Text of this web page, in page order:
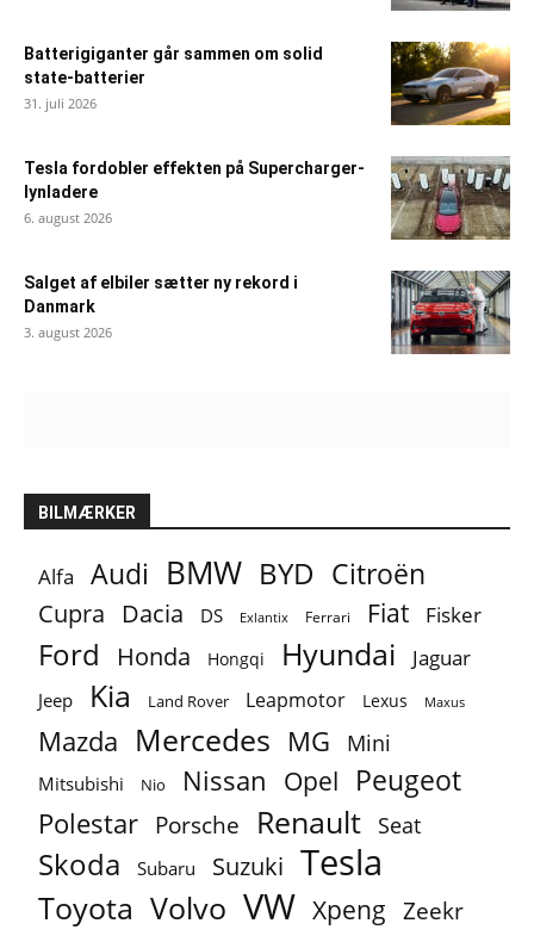
Batterigiganter går sammen om solid
state-batterier
31. juli 2026
Tesla fordobler effekten på Supercharger-
lynladere
6. august 2026
Salget af elbiler sætter ny rekord i
Danmark
3. august 2026
BILMÆRKER
Alfa Audi BMW BYD Citroën
Cupra Dacia DS Exlantix Ferrari Fiat Fisker
Ford Honda Hongqi Hyundai Jaguar
Jeep Kia Land Rover Leapmotor Lexus Maxus
Mazda Mercedes MG Mini
Mitsubishi Nio Nissan Opel Peugeot
Polestar Porsche Renault Seat
Skoda Subaru Suzuki Tesla
Toyota Volvo VW Xpeng Zeekr